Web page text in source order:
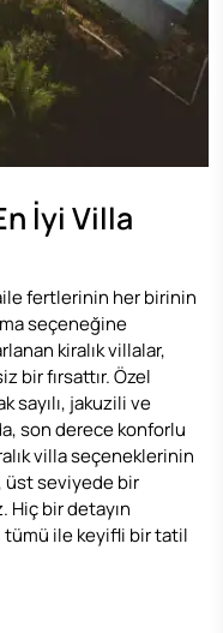
İyi Villa
fertlerinin her birinin
seçeneğine
kiralık villalar,
bir fırsattır. Özel
sayılı, jakuzili ve
son derece konforlu
villa seçeneklerinin
üst seviyede bir
bir detayın
tümü ile keyifli bir tatil